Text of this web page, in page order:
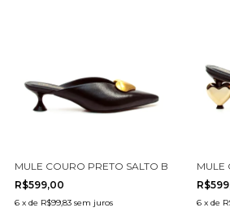
MULE COURO PRETO SALTO BAIXO
R$599,00
6 x de R$99,83 sem juros
MULE
6 x de